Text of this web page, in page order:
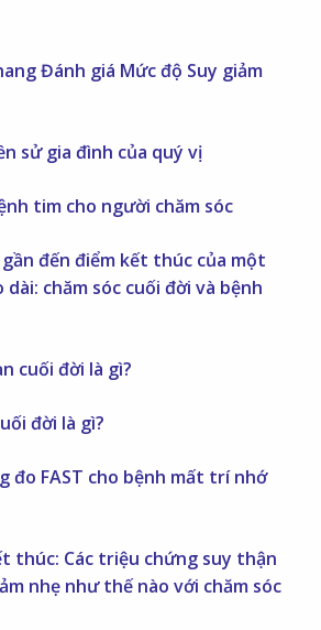
Đánh giá Mức độ Suy giảm
sử gia đình của quý vị
tim cho người chăm sóc
đến điểm kết thúc của một
chăm sóc cuối đời và bệnh
cuối đời là gì?
đời là gì?
đo FAST cho bệnh mất trí nhớ
thúc: Các triệu chứng suy thận
nhẹ như thế nào với chăm sóc